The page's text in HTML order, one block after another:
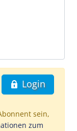
Login
sein,
zum